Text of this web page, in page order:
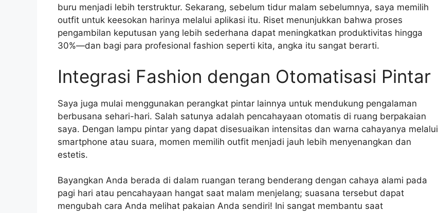
buru menjadi lebih terstruktur. Sekarang, sebelum tidur malam sebelumnya, saya memilih
outfit untuk keesokan harinya melalui aplikasi itu. Riset menunjukkan bahwa proses
pengambilan keputusan yang lebih sederhana dapat meningkatkan produktivitas hingga
30%—dan bagi para profesional fashion seperti kita, angka itu sangat berarti.
Integrasi Fashion dengan Otomatisasi Pintar
Saya juga mulai menggunakan perangkat pintar lainnya untuk mendukung pengalaman
berbusana sehari-hari. Salah satunya adalah pencahayaan otomatis di ruang berpakaian
saya. Dengan lampu pintar yang dapat disesuaikan intensitas dan warna cahayanya melalui
smartphone atau suara, momen memilih outfit menjadi jauh lebih menyenangkan dan
estetis.
Bayangkan Anda berada di dalam ruangan terang benderang dengan cahaya alami pada
pagi hari atau pencahayaan hangat saat malam menjelang; suasana tersebut dapat
mengubah cara Anda melihat pakaian Anda sendiri! Ini sangat membantu saat